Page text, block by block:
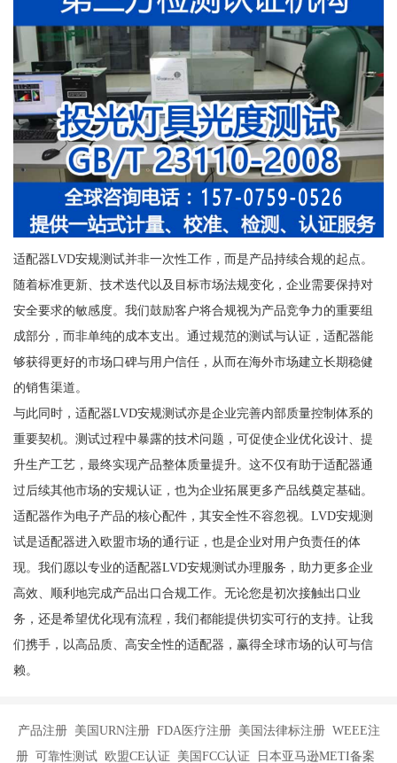
适配器LVD安规测试并非一次性工作，而是产品持续合规的起点。
随着标准更新、技术迭代以及目标市场法规变化，企业需要保持对
安全要求的敏感度。我们鼓励客户将合规视为产品竞争力的重要组
成部分，而非单纯的成本支出。通过规范的测试与认证，适配器能
够获得更好的市场口碑与用户信任，从而在海外市场建立长期稳健
的销售渠道。
与此同时，适配器LVD安规测试亦是企业完善内部质量控制体系的
重要契机。测试过程中暴露的技术问题，可促使企业优化设计、提
升生产工艺，最终实现产品整体质量提升。这不仅有助于适配器通
过后续其他市场的安规认证，也为企业拓展更多产品线奠定基础。
适配器作为电子产品的核心配件，其安全性不容忽视。LVD安规测
试是适配器进入欧盟市场的通行证，也是企业对用户负责任的体
现。我们愿以专业的适配器LVD安规测试办理服务，助力更多企业
高效、顺利地完成产品出口合规工作。无论您是初次接触出口业
务，还是希望优化现有流程，我们都能提供切实可行的支持。让我
们携手，以高品质、高安全性的适配器，赢得全球市场的认可与信
赖。
产品注册 美国URN注册 FDA医疗注册 美国法律标注册 WEEE注
册 可靠性测试 欧盟CE认证 美国FCC认证 日本亚马逊METI备案